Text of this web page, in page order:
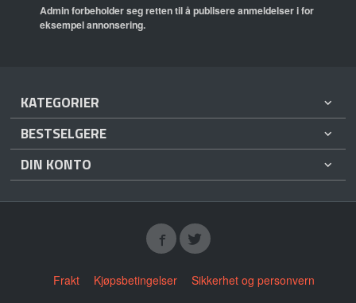
Admin forbeholder seg retten til å publisere anmeldelser i for
eksempel annonsering.
KATEGORIER
BESTSELGERE
DIN KONTO
Frakt Kjøpsbetingelser
Sikkerhet og personvern